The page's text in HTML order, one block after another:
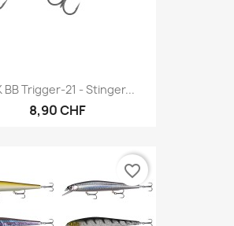
BB Trigger-21 - Stinger...
8,90 CHF
favorite_border